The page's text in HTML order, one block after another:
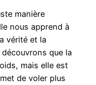
manière
nous apprend à
vérité et la
que la
mais elle est
de voler plus